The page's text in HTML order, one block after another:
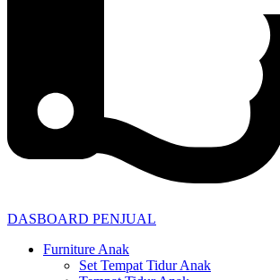
DASBOARD PENJUAL
Furniture Anak
Set Tempat Tidur Anak